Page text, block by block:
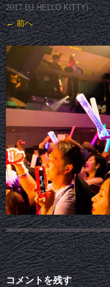
2017 DJ HELLO KITTY)
← 前へ
コメントを残す